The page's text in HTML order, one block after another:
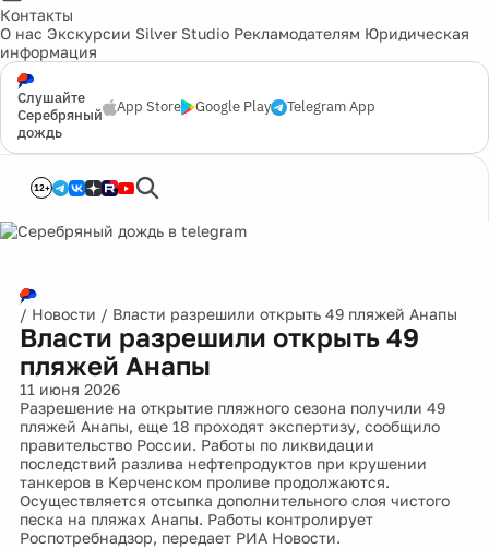
Контакты
О нас Экскурсии Silver Studio Рекламодателям Юридическая
информация
Слушайте
Серебряный
дождь
App Store Google Play Telegram App
12+
/ Новости / Власти разрешили открыть 49 пляжей Анапы
Власти разрешили открыть 49
пляжей Анапы
11 июня 2026
Разрешение на открытие пляжного сезона получили 49
пляжей Анапы, еще 18 проходят экспертизу, сообщило
правительство России. Работы по ликвидации
последствий разлива нефтепродуктов при крушении
танкеров в Керченском проливе продолжаются.
Осуществляется отсыпка дополнительного слоя чистого
песка на пляжах Анапы. Работы контролирует
Роспотребнадзор, передает РИА Новости.